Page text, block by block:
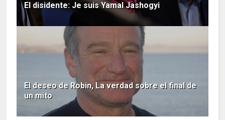
El disidente: Je suis Yamal Jashogyi
El deseo de Robin, La verdad sobre el final de
un mito